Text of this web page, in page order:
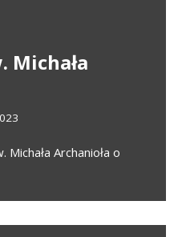
Michała
Archanioła o